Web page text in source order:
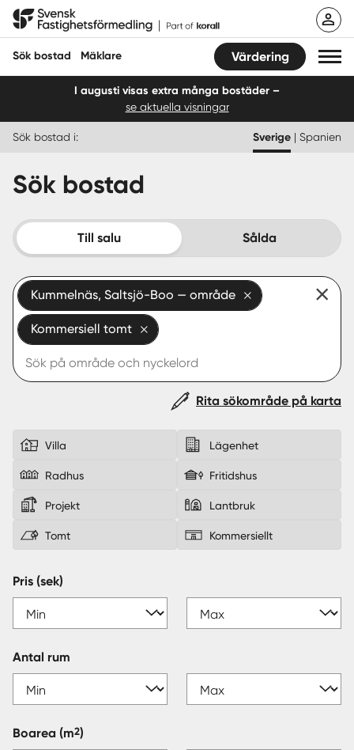
Hoppa
Svensk Fastighetsförmedling
Sök bostad Mäklare Värdering
Sälja
Köpa
Start
Logga in
I augusti visas extra många bostäder –
se aktuella visningar
Sök bostad i: Sverige | Spanien
Sök bostad
Till salu Sålda
Kummelnäs, Saltsjö-Boo — område
Kommersiell tomt
Rita sökområde på karta
Villa Lägenhet
Radhus Fritidshus
Projekt Lantbruk
Tomt Kommersiellt
Pris (sek)
Antal rum
Boarea (m2)